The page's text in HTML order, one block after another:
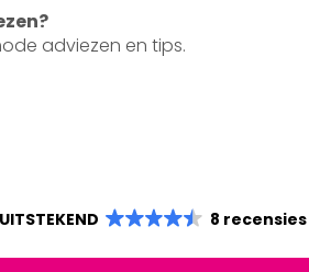
adviezen en tips.
UITSTEKEND 8 recensies